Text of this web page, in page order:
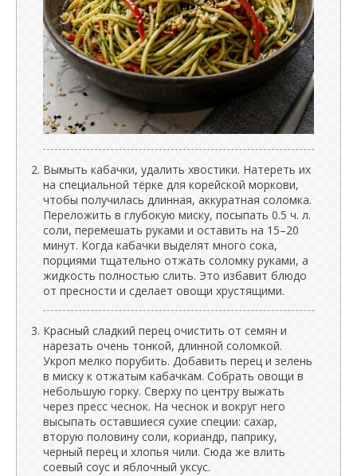
Вымыть кабачки, удалить хвостики. Натереть их
на специальной тёрке для корейской моркови,
чтобы получилась длинная, аккуратная соломка.
Переложить в глубокую миску, посыпать 0.5 ч. л.
соли, перемешать руками и оставить на 15–20
минут. Когда кабачки выделят много сока,
порциями тщательно отжать соломку руками, а
жидкость полностью слить. Это избавит блюдо
от пресности и сделает овощи хрустящими.
Красный сладкий перец очистить от семян и
нарезать очень тонкой, длинной соломкой.
Укроп мелко порубить. Добавить перец и зелень
в миску к отжатым кабачкам. Собрать овощи в
небольшую горку. Сверху по центру выжать
через пресс чеснок. На чеснок и вокруг него
высыпать оставшиеся сухие специи: сахар,
вторую половину соли, кориандр, паприку,
черный перец и хлопья чили. Сюда же влить
соевый соус и яблочный уксус.